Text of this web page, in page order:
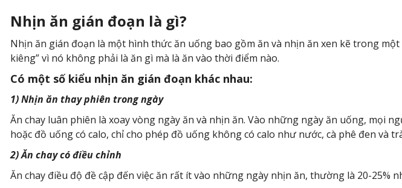
Nhịn ăn gián đoạn là gì?
Nhịn ăn gián đoạn là một hình thức ăn uống bao gồm ăn và nhịn ăn xen kẽ trong
kiêng” vì nó không phải là ăn gì mà là ăn vào thời điểm nào.
Có một số kiểu nhịn ăn gián đoạn khác nhau:
1) Nhịn ăn thay phiên trong ngày
Ăn chay luân phiên là xoay vòng ngày ăn và nhịn ăn. Vào những ngày ăn uống,
hoặc đồ uống có calo, chỉ cho phép đồ uống không có calo như nước, cà phê đen và
2) Ăn chay có điều chỉnh
Ăn chay điều độ đề cập đến việc ăn rất ít vào những ngày nhịn ăn, thường là 20-25%